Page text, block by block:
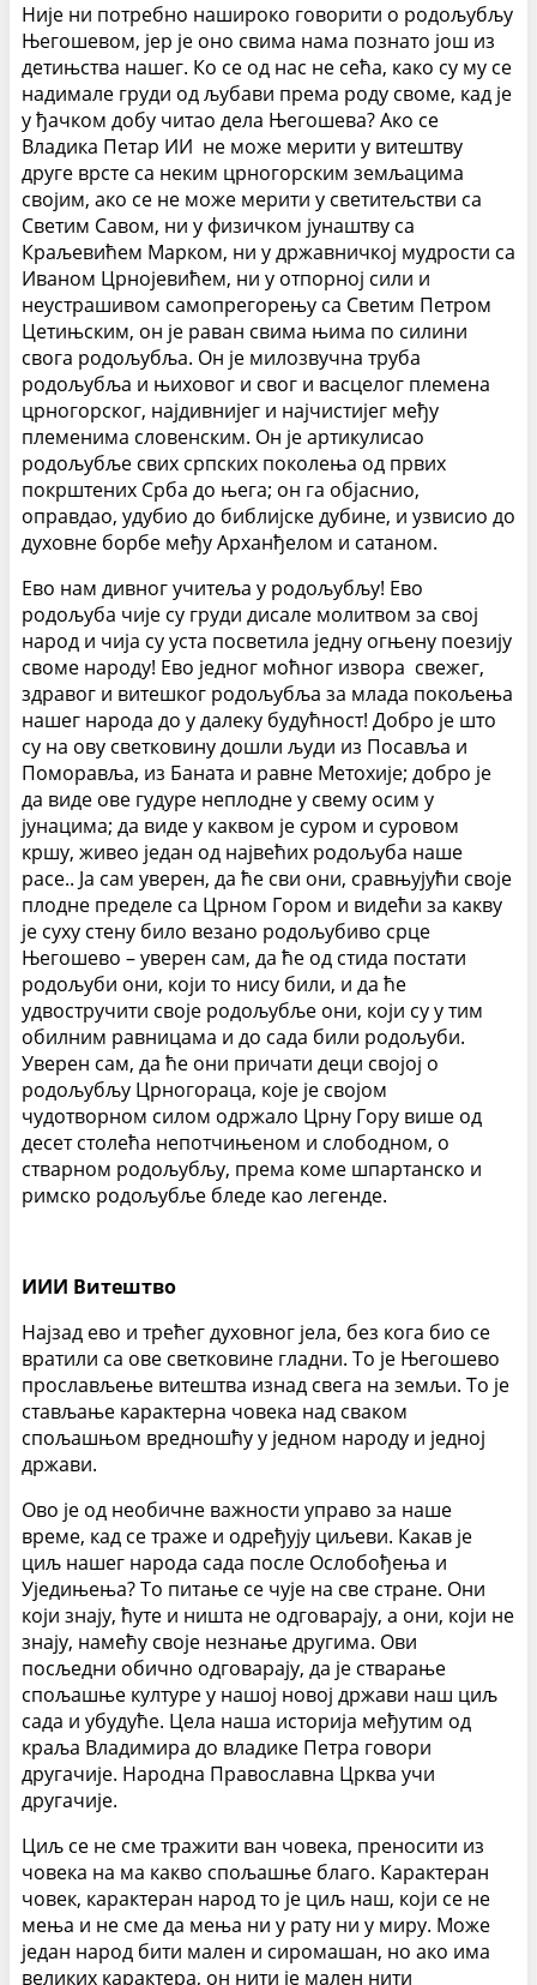
Није ни потребно нашироко говорити о родољубљу
Његошевом, јер је оно свима нама познато још из
детињства нашег. Ко се од нас не сећа, како су му се
надимале груди од љубави према роду своме, кад је
у ђачком добу читао дела Његошева? Ако се
Владика Петар ИИ не може мерити у витештву
друге врсте са неким црногорским земљацима
својим, ако се не може мерити у светитељстви са
Светим Савом, ни у физичком јунаштву са
Краљевићем Марком, ни у државничкој мудрости са
Иваном Црнојевићем, ни у отпорној сили и
неустрашивом самопрегорењу са Светим Петром
Цетињским, он је раван свима њима по силини
свога родољубља. Он је милозвучна труба
родољубља и њиховог и свог и васцелог племена
црногорског, најдивнијег и најчистијег међу
племенима словенским. Он је артикулисао
родољубље свих српских поколења од првих
покрштених Срба до њега; он га објаснио,
оправдао, удубио до библијске дубине, и узвисио до
духовне борбе међу Арханђелом и сатаном.
Ево нам дивног учитеља у родољубљу! Ево
родољуба чије су груди дисале молитвом за свој
народ и чија су уста посветила једну огњену поезију
своме народу! Ево једног моћног извора свежег,
здравог и витешког родољубља за млада покољења
нашег народа до у далеку будућност! Добро је што
су на ову светковину дошли људи из Посавља и
Поморавља, из Баната и равне Метохије; добро је
да виде ове гудуре неплодне у свему осим у
јунацима; да виде у каквом је суром и суровом
кршу, живео један од највећих родољуба наше
расе.. Ја сам уверен, да ће сви они, сравњујући своје
плодне пределе са Црном Гором и видећи за какву
је суху стену било везано родољубиво срце
Његошево – уверен сам, да ће од стида постати
родољуби они, који то нису били, и да ће
удвостручити своје родољубље они, који су у тим
обилним равницама и до сада били родољуби.
Уверен сам, да ће они причати деци својој о
родољубљу Црногораца, које је својом
чудотворном силом одржало Црну Гору више од
десет столећа непотчињеном и слободном, о
стварном родољубљу, према коме шпартанско и
римско родољубље бледе као легенде.
ИИИ Витештво
Најзад ево и трећег духовног јела, без кога био се
вратили са ове светковине гладни. То је Његошево
прослављење витештва изнад свега на земљи. То је
стављање карактерна човека над сваком
спољашњом вредношћу у једном народу и једној
држави.
Ово је од необичне важности управо за наше
време, кад се траже и одређују циљеви. Какав је
циљ нашег народа сада после Ослобођења и
Уједињења? То питање се чује на све стране. Они
који знају, ћуте и ништа не одговарају, а они, који не
знају, намећу своје незнање другима. Ови
посљедни обично одговарају, да је стварање
спољашње културе у нашој новој држави наш циљ
сада и убудуће. Цела наша историја међутим од
краља Владимира до владике Петра говори
другачије. Народна Православна Црква учи
другачије.
Циљ се не сме тражити ван човека, преносити из
човека на ма какво спољашње благо. Карактеран
човек, карактеран народ то је циљ наш, који се не
мења и не сме да мења ни у рату ни у миру. Може
један народ бити мален и сиромашан, но ако има
великих карактера, он нити је мален нити